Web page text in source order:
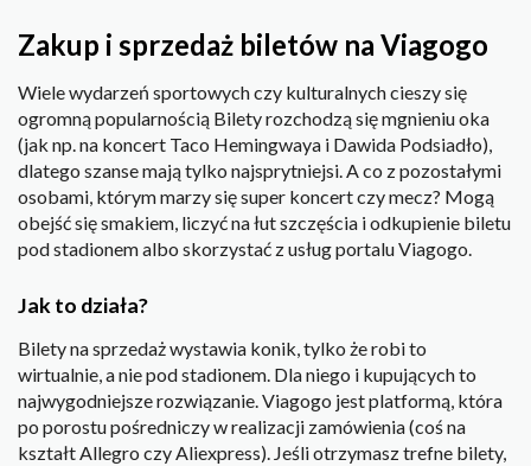
Zakup i sprzedaż biletów na Viagogo
Wiele wydarzeń sportowych czy kulturalnych cieszy się
ogromną popularnością Bilety rozchodzą się mgnieniu oka
(jak np. na koncert Taco Hemingwaya i Dawida Podsiadło),
dlatego szanse mają tylko najsprytniejsi. A co z pozostałymi
osobami, którym marzy się super koncert czy mecz? Mogą
obejść się smakiem, liczyć na łut szczęścia i odkupienie biletu
pod stadionem albo skorzystać z usług portalu Viagogo.
Jak to działa?
Bilety na sprzedaż wystawia konik, tylko że robi to
wirtualnie, a nie pod stadionem. Dla niego i kupujących to
najwygodniejsze rozwiązanie. Viagogo jest platformą, która
po porostu pośredniczy w realizacji zamówienia (coś na
kształt Allegro czy Aliexpress). Jeśli otrzymasz trefne bilety,